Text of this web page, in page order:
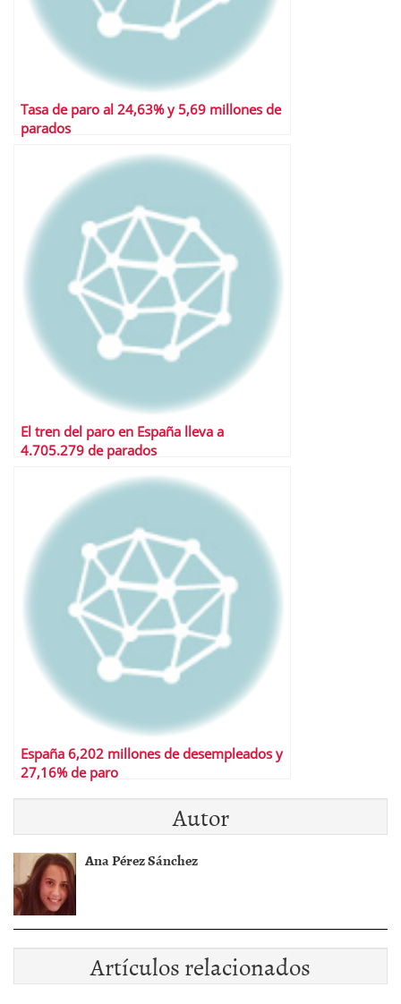
Tasa de paro al 24,63% y 5,69 millones de
parados
El tren del paro en España lleva a
4.705.279 de parados
España 6,202 millones de desempleados y
27,16% de paro
Autor
Ana Pérez Sánchez
Artículos relacionados